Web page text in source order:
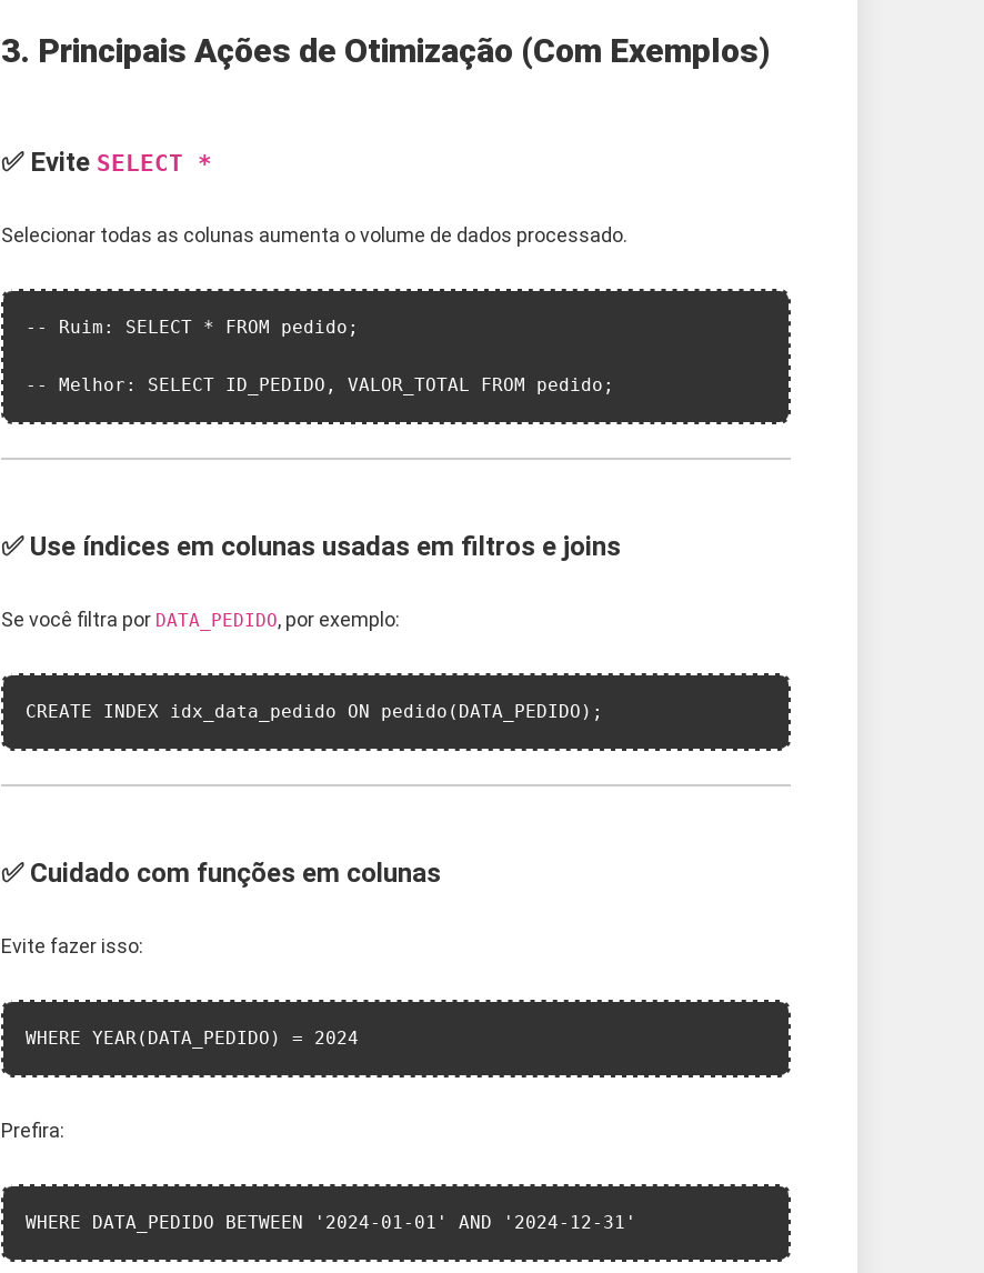
3. Principais Ações de Otimização (Com Exemplos)
✅ Evite SELECT *
Selecionar todas as colunas aumenta o volume de dados processado.
-- Ruim: SELECT * FROM pedido;
-- Melhor: SELECT ID_PEDIDO, VALOR_TOTAL FROM pedido;
✅ Use índices em colunas usadas em filtros e joins
Se você filtra por DATA_PEDIDO, por exemplo:
CREATE INDEX idx_data_pedido ON pedido(DATA_PEDIDO);
✅ Cuidado com funções em colunas
Evite fazer isso:
WHERE YEAR(DATA_PEDIDO) = 2024
Prefira:
WHERE DATA_PEDIDO BETWEEN '2024-01-01' AND '2024-12-31'